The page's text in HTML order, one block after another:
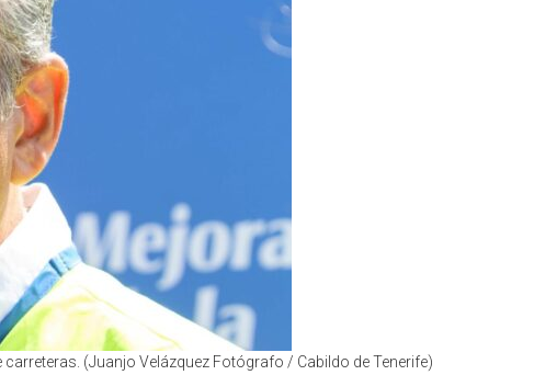
(Juanjo Velázquez Fotógrafo / Cabildo de Tenerife)